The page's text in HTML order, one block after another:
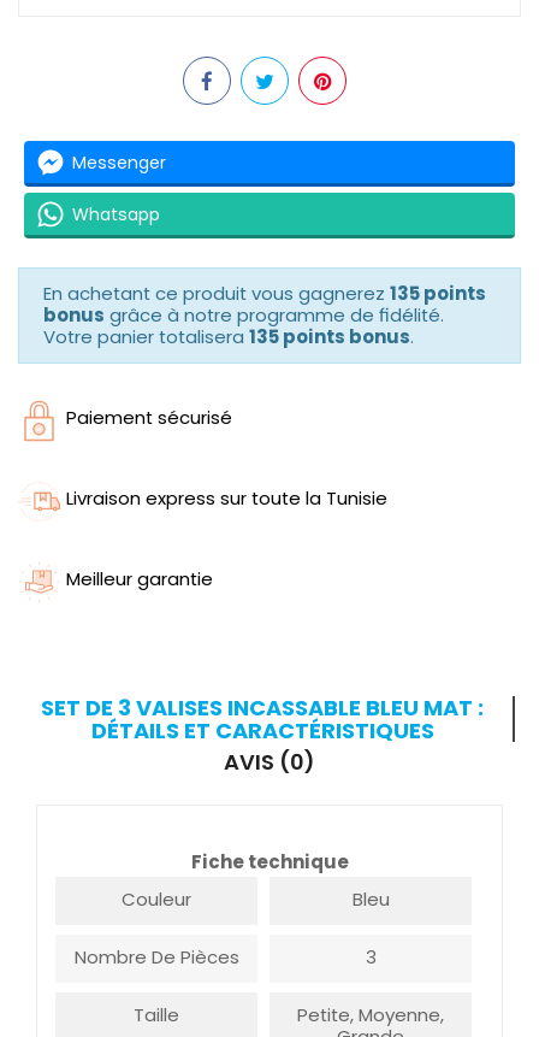
Messenger
Whatsapp
En achetant ce produit vous gagnerez 135 points
bonus grâce à notre programme de fidélité.
Votre panier totalisera 135 points bonus.
Paiement sécurisé
Livraison express sur toute la Tunisie
Meilleur garantie
SET DE 3 VALISES INCASSABLE BLEU MAT :
DÉTAILS ET CARACTÉRISTIQUES
AVIS (0)
Fiche technique
Couleur
Bleu
Nombre De Pièces 3
Taille
Petite, Moyenne,